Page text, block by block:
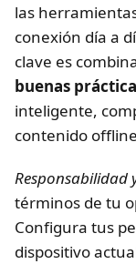
las
conexión día a
clave es
buenas
inteligente,
contenido
Responsabilidad
términos de tu
Configura tus
dispositivo